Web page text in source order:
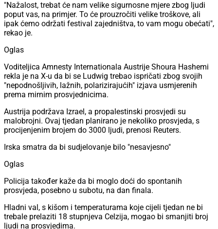
"Nažalost, trebat će nam velike sigurnosne mjere zbog ljudi
poput vas, na primjer. To će prouzročiti velike troškove, ali
ipak ćemo održati festival zajedništva, to vam mogu obećati",
rekao je.
Oglas
Voditeljica Amnesty Internationala Austrije Shoura Hashemi
rekla je na X-u da bi se Ludwig trebao ispričati zbog svojih
"nepodnošljivih, lažnih, polarizirajućih" izjava usmjerenih
prema mirnim prosvjednicima.
Austrija podržava Izrael, a propalestinski prosvjedi su
malobrojni. Ovaj tjedan planirano je nekoliko prosvjeda, s
procijenjenim brojem do 3000 ljudi, prenosi Reuters.
Irska smatra da bi sudjelovanje bilo "nesavjesno"
Oglas
Policija također kaže da bi moglo doći do spontanih
prosvjeda, posebno u subotu, na dan finala.
Hladni val, s kišom i temperaturama koje cijeli tjedan ne bi
trebale prelaziti 18 stupnjeva Celzija, mogao bi smanjiti broj
ljudi na prosvjedima.